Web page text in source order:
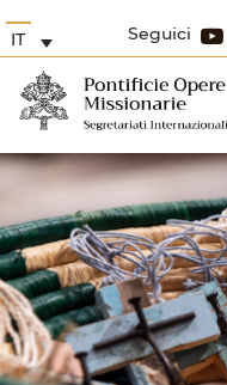
Seguici
IT